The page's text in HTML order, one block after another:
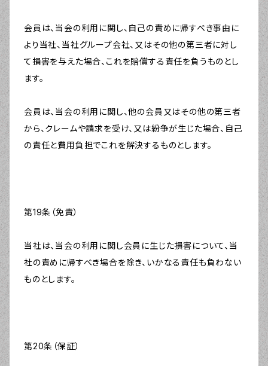
会員は、当会の利用に関し、自己の責めに帰すべき事由に
より当社、当社グループ会社、又はその他の第三者に対し
て損害を与えた場合、これを賠償する責任を負うものとし
ます。
会員は、当会の利用に関し、他の会員又はその他の第三者
から、クレームや請求を受け、又は紛争が生じた場合、自己
の責任と費用負担でこれを解決するものとします。
第19条（免責）
当社は、当会の利用に関し会員に生じた損害について、当
社の責めに帰すべき場合を除き、いかなる責任も負わない
ものとします。
第20条（保証）